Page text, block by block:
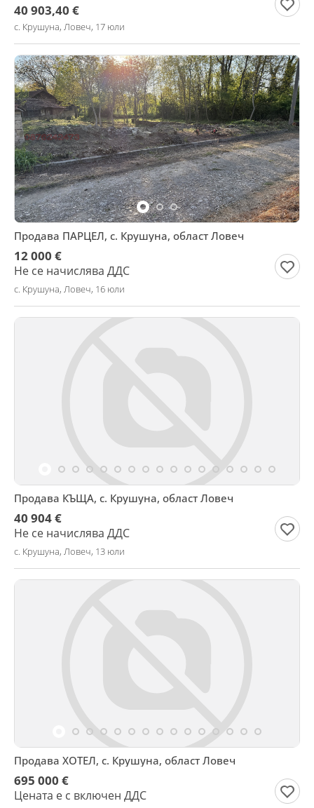
40 903,40 €
с. Крушуна, Ловеч, 17 юли
Продава ПАРЦЕЛ, с. Крушуна, област Ловеч
12 000 €
Не се начислява ДДС
с. Крушуна, Ловеч, 16 юли
Продава КЪЩА, с. Крушуна, област Ловеч
40 904 €
Не се начислява ДДС
с. Крушуна, Ловеч, 13 юли
Продава ХОТЕЛ, с. Крушуна, област Ловеч
695 000 €
Цената е с включен ДДС